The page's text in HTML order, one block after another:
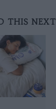
THIS NEXT